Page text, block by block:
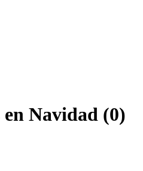
Navidad (0)